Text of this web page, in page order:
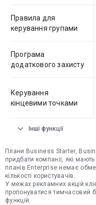
Правила для
керування групами
Програма
додаткового захисту
Керування
кінцевими точками
expand_more Інші функції
Плани Business Starter,
придбати компанії, які
планів Enterprise немає
кількості користувачів.
У межах рекламних акцій
пропонуватися тимчасовий
функцій.